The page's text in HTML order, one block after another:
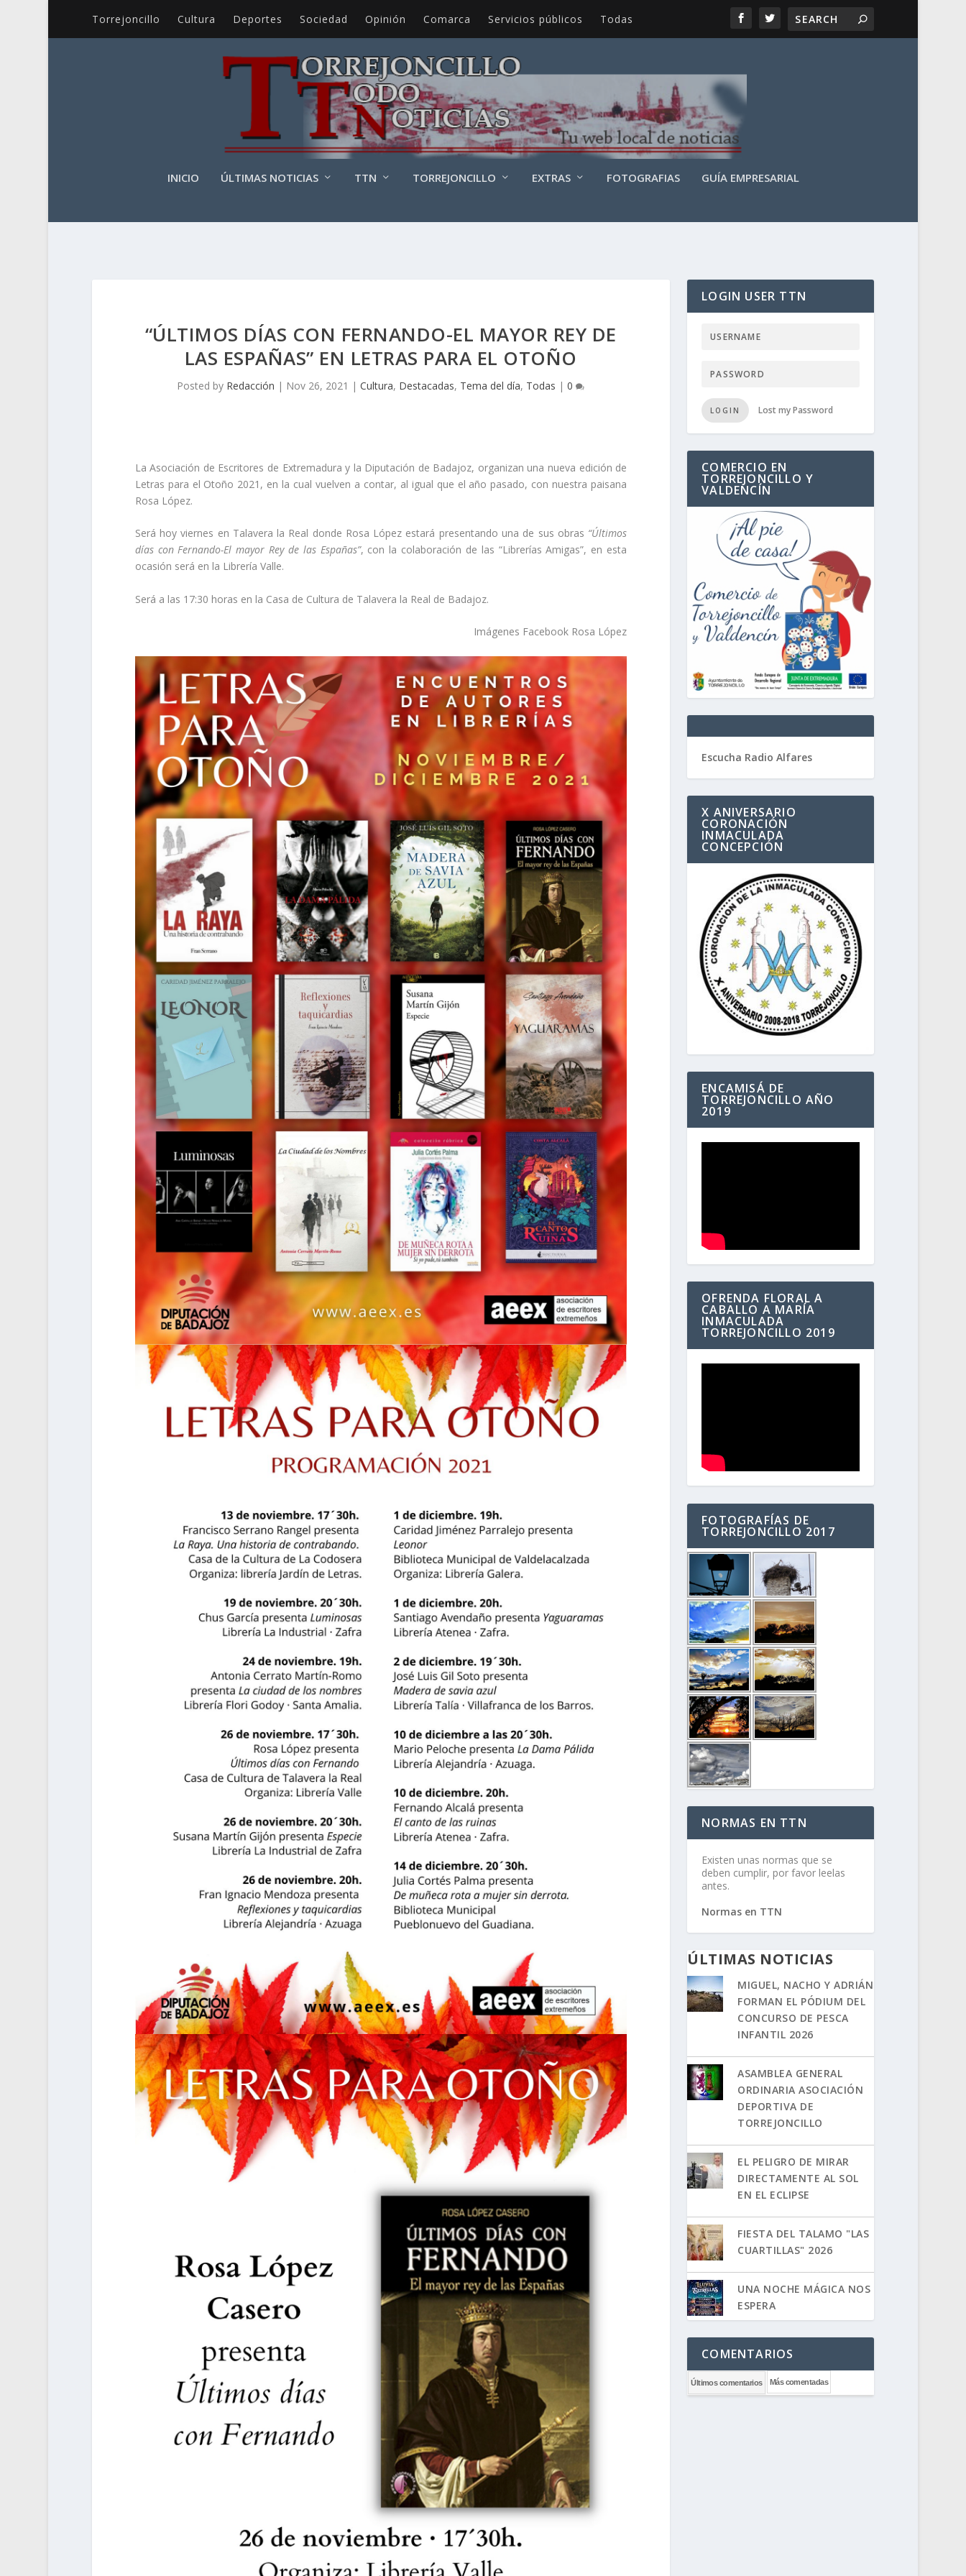
Torrejoncillo Cultura Deportes Sociedad Opinión Comarca Servicios públicos Todas
INICIO ÚLTIMAS NOTICIAS TTN TORREJONCILLO EXTRAS FOTOGRAFIAS GUÍA EMPRESARIAL
“ÚLTIMOS DÍAS CON FERNANDO-EL MAYOR REY DE
LAS ESPAÑAS” EN LETRAS PARA EL OTOÑO
Posted by Redacción | Nov 26, 2021 |Cultura, Destacadas, Tema del día, Todas |0
La Asociación de Escritores de Extremadura y la Diputación de Badajoz, organizan una nueva edición de
Letras para el Otoño 2021, en la cual vuelven a contar, al igual que el año pasado, con nuestra paisana
Rosa López.
Será hoy viernes en Talavera la Real donde Rosa López estará presentando una de sus obras “Últimos
días con Fernando-El mayor Rey de las Españas”, con la colaboración de las “Librerías Amigas”, en esta
ocasión será en la Librería Valle.
Será a las 17:30 horas en la Casa de Cultura de Talavera la Real de Badajoz.
Imágenes Facebook Rosa López
LOGIN USER TTN
LOGIN Lost my Password
COMERCIO EN
TORREJONCILLO Y
VALDENCÍN
Escucha Radio Alfares
X ANIVERSARIO
CORONACIÓN
INMACULADA
CONCEPCIÓN
ENCAMISÁ DE
TORREJONCILLO AÑO
2019
OFRENDA FLORAL A
CABALLO A MARÍA
INMACULADA
TORREJONCILLO 2019
FOTOGRAFÍAS DE
TORREJONCILLO 2017
NORMAS EN TTN
Existen unas normas que se
deben cumplir, por favor leelas
antes.
Normas en TTN
ÚLTIMAS NOTICIAS
MIGUEL, NACHO Y ADRIÁN
FORMAN EL PÓDIUM DEL
CONCURSO DE PESCA
INFANTIL 2026
ASAMBLEA GENERAL
ORDINARIA ASOCIACIÓN
DEPORTIVA DE
TORREJONCILLO
EL PELIGRO DE MIRAR
DIRECTAMENTE AL SOL
EN EL ECLIPSE
FIESTA DEL TALAMO "LAS
CUARTILLAS" 2026
UNA NOCHE MÁGICA NOS
ESPERA
COMENTARIOS
Últimos comentarios Más comentadas